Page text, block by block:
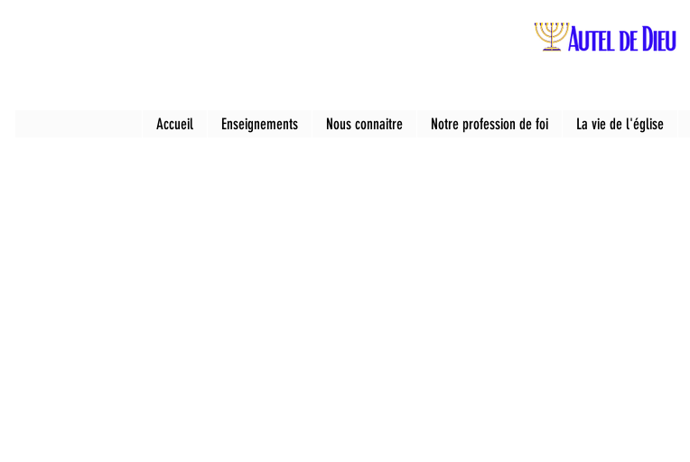
Accueil Enseignements Nous connaitre Notre profession de foi La vie de l'église